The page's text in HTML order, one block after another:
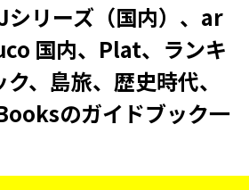
シリーズ（国内）、ar
国内、Plat、ランキ
、島旅、歴史時代、
のガイドブック一